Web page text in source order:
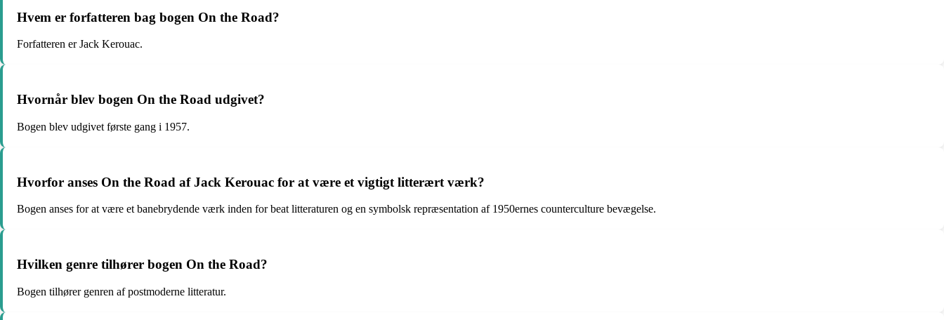
Hvem er forfatteren bag bogen On the Road?
Forfatteren er Jack Kerouac.
Hvornår blev bogen On the Road udgivet?
Bogen blev udgivet første gang i 1957.
Hvorfor anses On the Road af Jack Kerouac for at være et vigtigt litterært værk?
Bogen anses for at være et banebrydende værk inden for beat litteraturen og en symbolsk repræsentation af 1950ernes counterculture bevægelse.
Hvilken genre tilhører bogen On the Road?
Bogen tilhører genren af postmoderne litteratur.